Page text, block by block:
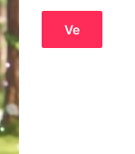
Ve